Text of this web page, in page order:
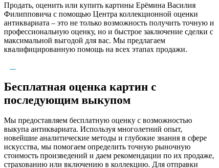
Продать, оценить или купить картины Ерёмина Василия
Филипповича с помощью Центра коллекционной оценки
антиквариата – это не только возможность получить точную и
профессиональную оценку, но и быстрое заключение сделки с
максимальной выгодой для вас. Мы предлагаем
квалифицированную помощь на всех этапах продажи.
Бесплатная оценка картин с
последующим выкупом
Мы предоставляем бесплатную оценку с возможностью
выкупа антиквариата. Используя многолетний опыт,
новейшие аналитические методы и глубокие знания в сфере
искусства, мы помогаем определить точную рыночную
стоимость произведений и даем рекомендации по их продаже,
страхованию или включению в коллекцию. Для отправки